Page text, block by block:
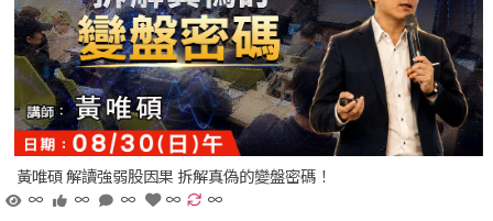
黃唯碩 解讀強弱股因果 拆解真偽的變盤密碼！
∞
∞ ∞ ∞ ∞